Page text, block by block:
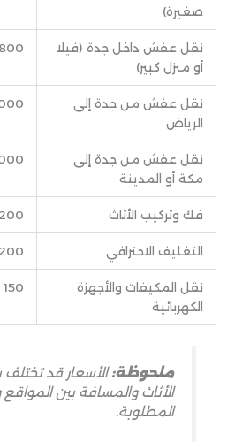
صغيرة)
نقل عفش داخل جدة (فيلا
أو منزل كبير)
800 – 1500
نقل عفش من جدة إلى
الرياض
– 3500
نقل عفش من جدة إلى
مكة أو المدينة
– 2000
فك وتركيب الأثاث 200 – 500 إضافية
التغليف الاحترافي 200 – 700 إضافية
نقل المكيفات والأجهزة
الكهربائية
150 – 400 لكل جهاز
ملحوظة:الأسعار قد
الأثاث والمسافة بين
المطلوبة.